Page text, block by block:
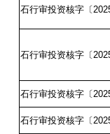
石行审投资核字〔
石行审投资核字〔
石行审投资核字〔
石行审投资核字〔